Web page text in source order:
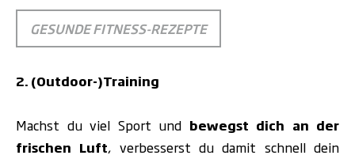
GESUNDE FITNESS-REZEPTE
2. (Outdoor-)Training
Machst du viel Sport und bewegst dich an der
frischen Luft, verbesserst du damit schnell dein